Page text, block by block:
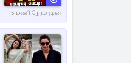
5 மணி நேரம் முன்